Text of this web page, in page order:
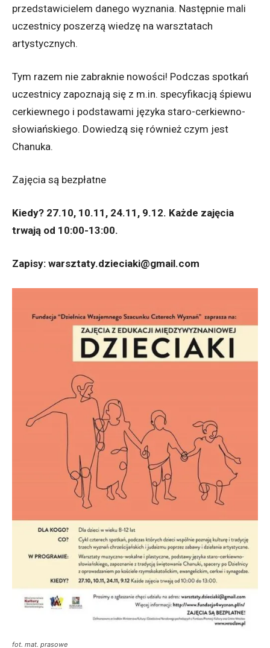
przedstawicielem danego wyznania. Następnie mali
uczestnicy poszerzą wiedzę na warsztatach
artystycznych.
Tym razem nie zabraknie nowości! Podczas spotkań
uczestnicy zapoznają się z m.in. specyfikacją śpiewu
cerkiewnego i podstawami języka staro-cerkiewno-
słowiańskiego. Dowiedzą się również czym jest
Chanuka.
Zajęcia są bezpłatne
Kiedy? 27.10, 10.11, 24.11, 9.12. Każde zajęcia
trwają od 10:00-13:00.
Zapisy: warsztaty.dzieciaki@gmail.com
fot. mat. prasowe